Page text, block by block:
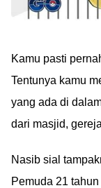
Kamu pasti
Tentunya kamu
yang ada di
dari masjid,
Nasib sial
Pemuda 21